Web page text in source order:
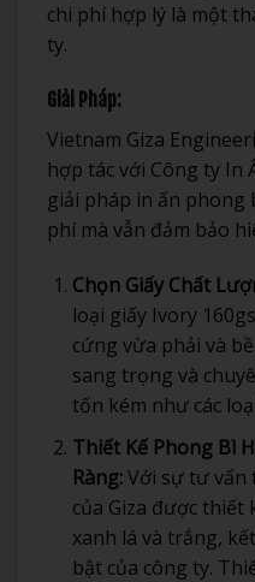
chi phí hợp lý là một
ty.
Giải Pháp:
Vietnam Giza
hợp tác với Công ty In
giải pháp in ấn phong
phí mà vẫn đảm bảo
Chọn Giấy Chất
loại giấy Ivory
cứng vừa phải và
sang trọng và
tốn kém như các
Thiết Kế Phong Bì
Ràng:Với sự tư vấn
của Giza được thiết
xanh lá và trắng,
bật của công ty.